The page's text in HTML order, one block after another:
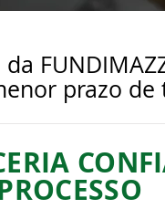
prazo